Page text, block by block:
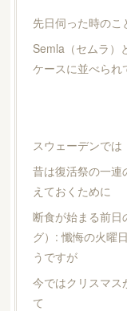
先日伺った時のこ
Semla（セムラ）
ケースに並べられ
スウェーデンでは
昔は復活祭の一連
えておくために
断食が始まる前日
グ）: 懺悔の火曜
うですが
今ではクリスマス
て